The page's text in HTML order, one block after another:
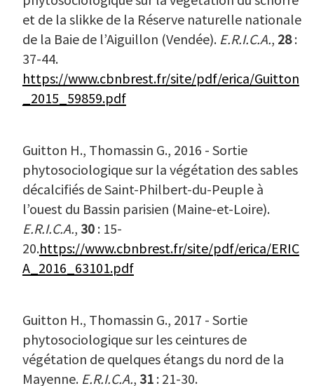
et de la slikke de la Réserve naturelle nationale
de la Baie de l’Aiguillon (Vendée). E.R.I.C.A., 28:
37-44.
https://www.cbnbrest.fr/site/pdf/erica/Guitton
_2015_59859.pdf
Guitton H., Thomassin G., 2016 - Sortie
phytosociologique sur la végétation des sables
décalcifiés de Saint-Philbert-du-Peuple à
l’ouest du Bassin parisien (Maine-et-Loire).
E.R.I.C.A., 30 : 15-
20.https://www.cbnbrest.fr/site/pdf/erica/ERIC
A_2016_63101.pdf
Guitton H., Thomassin G., 2017 - Sortie
phytosociologique sur les ceintures de
végétation de quelques étangs du nord de la
Mayenne. E.R.I.C.A., 31 : 21-30.